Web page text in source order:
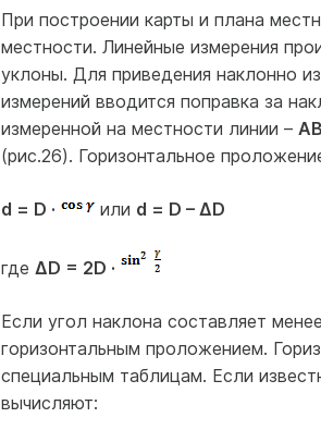
При построении карты и плана
местности. Линейные измерения
уклоны. Для приведения наклонно
измерений вводится поправка за
измеренной на местности линии –
(рис.26). Горизонтальное
d = D · или d = D – ΔD
где ΔD = 2D ·
Если угол наклона составляет
горизонтальным проложением.
специальным таблицам. Если
вычисляют: